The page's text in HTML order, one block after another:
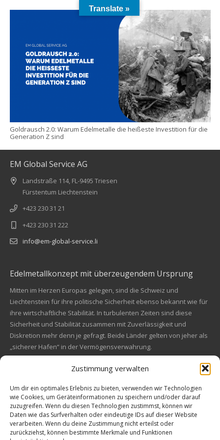
Zustimmung verwalten
Um dir ein optimales Erlebnis zu bieten, verwenden wir Technologien
wie Cookies, um Geräteinformationen zu speichern und/oder darauf
zuzugreifen. Wenn du diesen Technologien zustimmst, können wir
Daten wie das Surfverhalten oder eindeutige IDs auf dieser Website
verarbeiten. Wenn du deine Zustimmung nicht erteilst oder
zurückziehst, können bestimmte Merkmale und Funktionen
Goldrausch 2.0: Warum Edelmetalle die heißeste Investition für die
Generation Z sind
EM Global Service AG
Landstraße 114, FL-9495 Triesen
Fürstentum Liechtenstein
+423 230 31 21
+423 230 31 222
info@em-global-service.li
Edelmetallkonzept mit überzeugendem Ursprung
Mitten im Herzen Europas gelegen, sind die Schweiz und
Liechtenstein für ihre politische Sicherheit ebenso bekannt wie für
ihre wirtschaftliche Stabilität. In turbulenten Zeiten sind diese
Sicherheit und Stabilität zusammen mit Zuverlässigkeit und
Diskretion mehr denn je gefragt. Beide Länder gelten von jeher als
„sicherer Hafen“ in der Vermögensverwahrung.
Financial concept of convincing origin
Located in the heart of Europe, Switzerland and Liechtenstein are
also known for their political safety as for their economic stability.
In these turbulent times, security and stability along with reliability
and discretion are more in demand than ever. Both countries are
always a "safe haven" in asset safe.
Translate »
Kundenbewertungen und Erfahrungen zu
EM Global Service AG